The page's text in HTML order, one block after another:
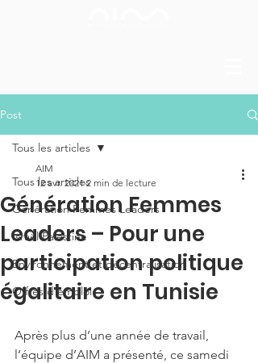
Post
Tous les articles
Génération Femmes Leaders
Israël Palestine
Environnement et décentralisation -
Offres d'emploi
Tous les articles
Génération Femmes
Leaders – Pour une
participation politique
égalitaire en Tunisie
AIM
12 avr. 2021 2 min de lecture
Après plus d’une année de travail,
l’équipe d’AIM a présenté, ce samedi